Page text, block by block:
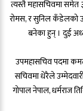
त्यस्तै महासचिवमा समेत
रोमस, र सुनिल कँडेलको
बनेका हुन् । दुई
उपमहासचिव पदमा
सचिवमा धेरैले
गोपाल नेपाल, धर्मराज